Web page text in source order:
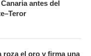
antes del
roza el oro y firma una